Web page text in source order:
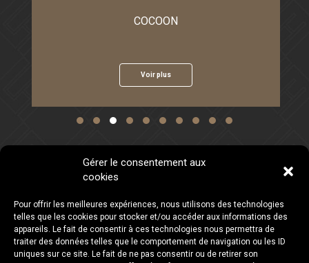
Gérer le consentement aux
cookies
Pour offrir les meilleures expériences, nous utilisons des technologies
telles que les cookies pour stocker et/ou accéder aux informations des
appareils. Le fait de consentir à ces technologies nous permettra de
traiter des données telles que le comportement de navigation ou les ID
uniques sur ce site. Le fait de ne pas consentir ou de retirer son
COCOON
Voir plus
Studio MEV SA
Chemin Louis-Hubert 2
1213 Petit-Lancy
Tél :0800 777 077
ACCUEIL
ACTUALITÉS
LES PROJETS
À PROPOS
CONTACT